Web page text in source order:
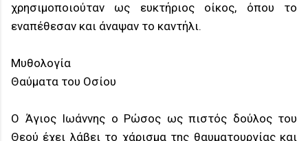
χρησιμοποιούταν ως ευκτήριος οίκος, όπου το
εναπέθεσαν και άναψαν το καντήλι.
Μυθολογία
Θαύματα του Οσίου
Ο Άγιος Ιωάννης ο Ρώσος ως πιστός δούλος του
Θεού έχει λάβει το χάρισμα της θαυματουργίας και